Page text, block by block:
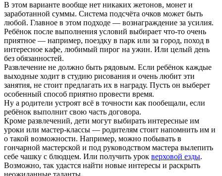
В этом варианте вообще нет никаких жетонов, монет и
заработанной суммы. Система подсчёта очков может быть
любой. Главное в этом подходе — вознаграждение за усилия.
Ребёнок после выполнения условий выбирает что-то очень
приятное — например, поездку в парк или за город, поход в
интересное кафе, любимый пирог на ужин. Или целый день
без обязанностей.
Развлечение не должно быть рядовым. Если ребёнок каждые
выходные ходит в студию рисования и очень любит эти
занятия, не стоит предлагать их в награду. Пусть он выберет
особенный способ приятно провести время.
Ну а родители устроят всё в точности как пообещали, если
ребёнок выполнит свою часть договора.
Кроме развлечений, дети могут выбирать интересные им
уроки или мастер-классы — родителям стоит напомнить им и
о такой возможности. Например, можно побывать в
гончарной мастерской и под руководством мастера вылепить
себе чашку с блюдцем. Или получить урок верховой езды.
Возможно, так удастся найти новые интересы и раскрыть